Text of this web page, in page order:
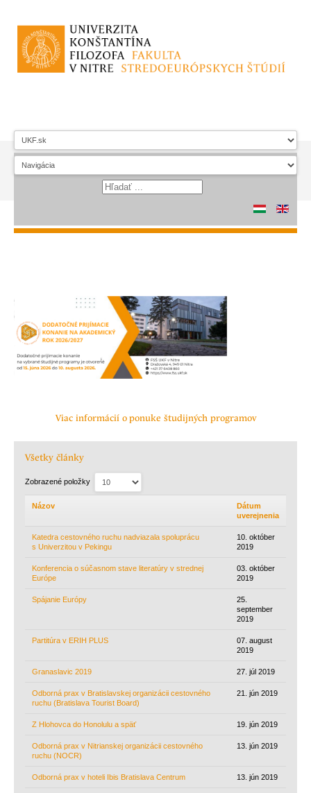
Viac informácií o ponuke študijných programov
Všetky články
Zobrazené položky
Názov
Dátum
uverejnenia
Katedra cestovného ruchu nadviazala spoluprácu
s Univerzitou v Pekingu
10. október
2019
Konferencia o súčasnom stave literatúry v strednej
Európe
03. október
2019
Spájanie Európy
25.
september
2019
Partitúra v ERIH PLUS
07. august
2019
Granaslavic 2019 27. júl 2019
Odborná prax v Bratislavskej organizácii cestovného
ruchu (Bratislava Tourist Board)
21. jún 2019
Z Hlohovca do Honolulu a späť 19. jún 2019
Odborná prax v Nitrianskej organizácii cestovného
ruchu (NOCR)
13. jún 2019
Odborná prax v hoteli Ibis Bratislava Centrum 13. jún 2019